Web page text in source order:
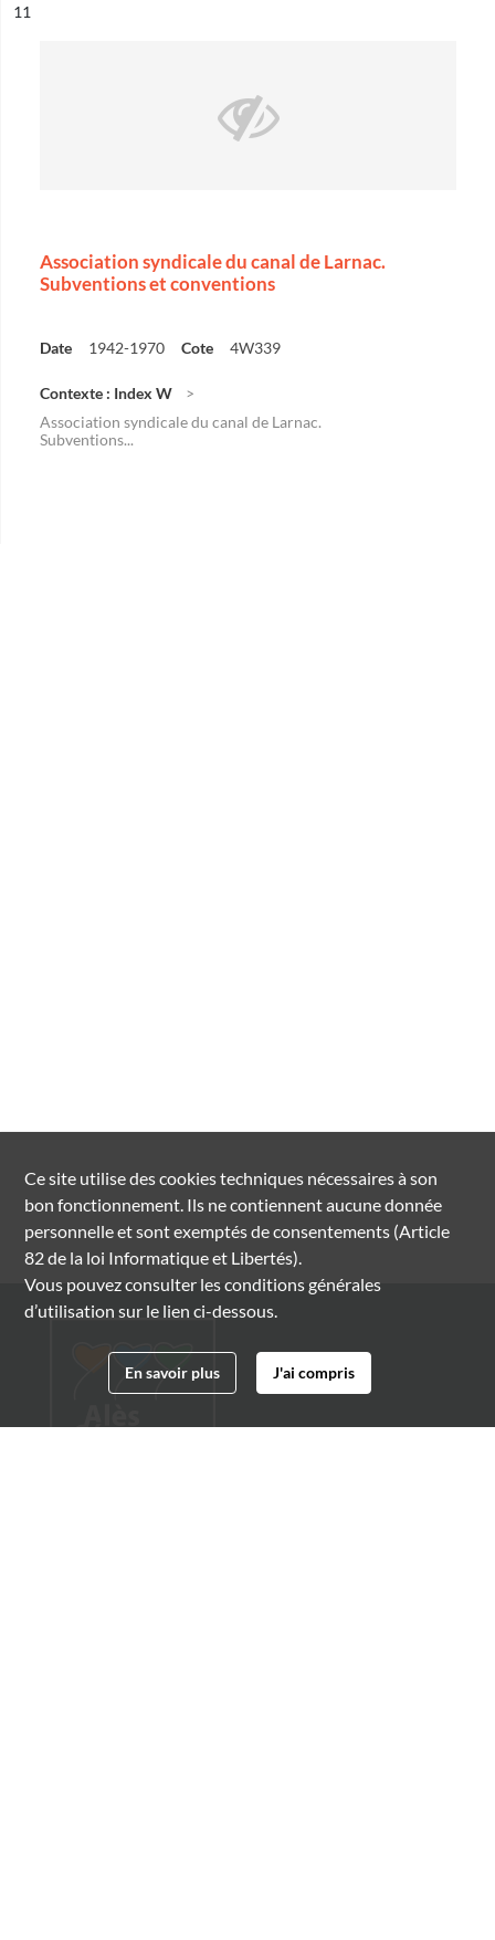
n°
11
Association syndicale du canal de Larnac.
Subventions et conventions
Date 1942-1970 Cote 4W339
Contexte : Index W
Association syndicale du canal de Larnac.
Subventions...
Ce site utilise descookiestechniques nécessaires à son
bon fonctionnement. Ils ne contiennent aucune donnée
personnelle et sont exemptés de consentements (Article
82 de la loi Informatique et Libertés).
Vous pouvez consulter les conditions générales
d’utilisation sur le lien ci-dessous.
En savoir plus J'ai compris